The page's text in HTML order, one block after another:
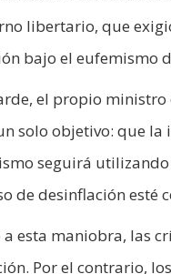
libertario, que
bajo el eufemismo
el propio ministro
solo objetivo: que la
seguirá utilizando
de desinflación esté
a esta maniobra, las
Por el contrario,